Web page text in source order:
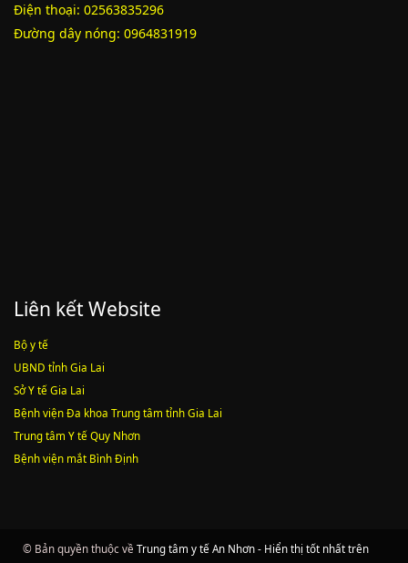
Lượt xem:2010 | lượt tải:1159
52/2019/QH14
Điện thoại: 02563835296
Đường dây nóng: 0964831919
Liên kết Website
Bộ y tế
UBND tỉnh Gia Lai
Sở Y tế Gia Lai
Bệnh viện Đa khoa Trung tâm tỉnh Gia Lai
Trung tâm Y tế Quy Nhơn
Bệnh viện mắt Bình Định
© Bản quyền thuộc về Trung tâm y tế An Nhơn - Hiển thị tốt nhất trên